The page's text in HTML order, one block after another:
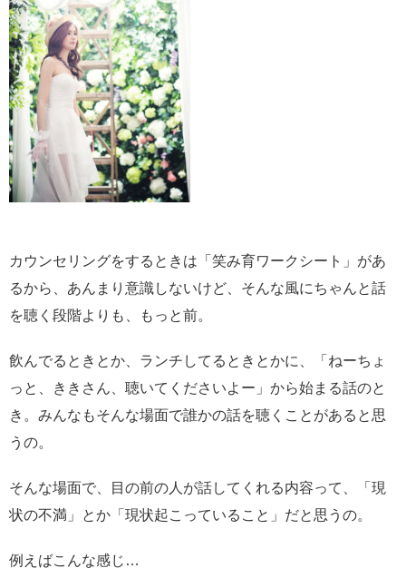
カウンセリングをするときは「笑み育ワークシート」があ
るから、あんまり意識しないけど、そんな風にちゃんと話
を聴く段階よりも、もっと前。
飲んでるときとか、ランチしてるときとかに、「ねーちょ
っと、ききさん、聴いてくださいよー」から始まる話のと
き。みんなもそんな場面で誰かの話を聴くことがあると思
うの。
そんな場面で、目の前の人が話してくれる内容って、「現
状の不満」とか「現状起こっていること」だと思うの。
例えばこんな感じ…